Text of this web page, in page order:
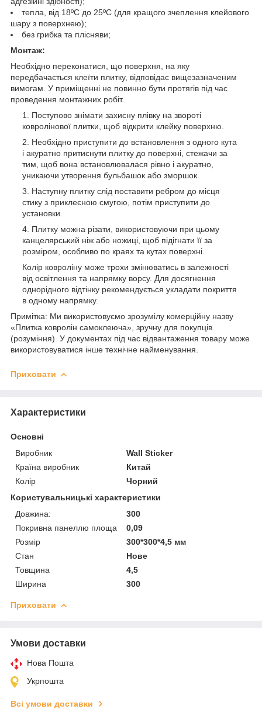
тепла, від 18ºС до 25ºС (для кращого зчеплення клейового
шару з поверхнею);
без грибка та плісняви;
Монтаж:
Необхідно переконатися, що поверхня, на яку
передбачається клеїти плитку, відповідає вищезазначеним
вимогам. У приміщенні не повинно бути протягів під час
проведення монтажних робіт.
Поступово знімати захисну плівку на звороті
ковролінової плитки, щоб відкрити клейку поверхню.
Необхідно приступити до встановлення з одного кута
і акуратно притиснути плитку до поверхні, стежачи за
тим, щоб вона встановлювалася рівно і акуратно,
уникаючи утворення бульбашок або зморшок.
Наступну плитку слід поставити ребром до місця
стику з приклеєною смугою, потім приступити до
установки.
Плитку можна різати, використовуючи при цьому
канцелярський ніж або ножиці, щоб підігнати її за
розміром, особливо по краях та кутах поверхні.
Колір ковроліну може трохи змінюватись в залежності
від освітлення та напрямку ворсу. Для досягнення
однорідного відтінку рекомендується укладати покриття
в одному напрямку.
Примітка: Ми використовуємо зрозумілу комерційну назву
«Плитка ковролін самоклеюча», зручну для покупців
(розуміння). У документах під час відвантаження товару може
використовуватися інше технічне найменування.
Приховати
Характеристики
Основні
Виробник
Wall Sticker
Країна виробник
Китай
Колір
Чорний
Користувальницькі характеристики
Довжина:
300
Покривна панеллю площа
0,09
Розмір
300*300*4,5 мм
Стан
Нове
Товщина
4,5
Ширина
300
Приховати
Умови доставки
Нова Пошта
Укрпошта
Всі умови доставки